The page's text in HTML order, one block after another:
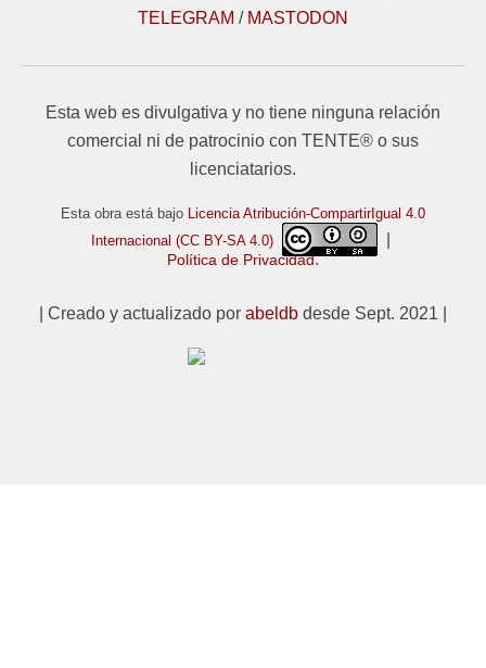
TELEGRAM / MASTODON
Esta web es divulgativa y no tiene ninguna relación
comercial ni de patrocinio con TENTE® o sus
licenciatarios.
Esta obra está bajo Licencia Atribución-CompartirIgual 4.0
Internacional (CC BY-SA 4.0)
Política de Privacidad.
| Creado y actualizado por abeldb desde Sept. 2021 |